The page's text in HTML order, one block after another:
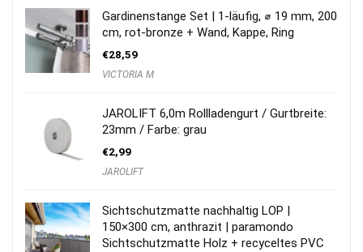
Gardinenstange Set | 1-läufig, ⌀ 19 mm, 200
cm, rot-bronze + Wand, Kappe, Ring
€28,59
VICTORIA M
JAROLIFT 6,0m Rollladengurt / Gurtbreite:
23mm / Farbe: grau
€2,99
JAROLIFT
Sichtschutzmatte nachhaltig LOP |
150×300 cm, anthrazit | paramondo
Sichtschutzmatte Holz + recyceltes PVC